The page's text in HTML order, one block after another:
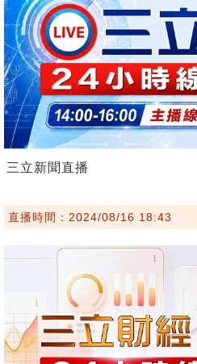
三立新聞直播
直播時間：2024/08/16 18:43